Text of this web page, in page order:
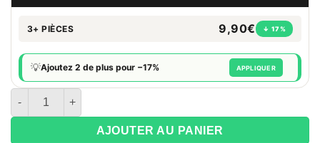
3+ PIÈCES 9,90€ ↓ 17%
💡Ajoutez 2 de plus pour −17% APPLIQUER
quantité de Concentré DIY Black Ice Vampire Vape 30 ml
AJOUTER AU PANIER